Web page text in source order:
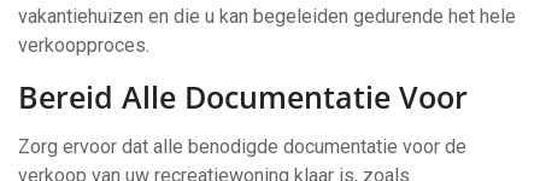
vakantiehuizen en die u kan begeleiden gedurende het hele
verkoopproces.
Bereid Alle Documentatie Voor
Zorg ervoor dat alle benodigde documentatie voor de
verkoop van uw recreatiewoning klaar is, zoals